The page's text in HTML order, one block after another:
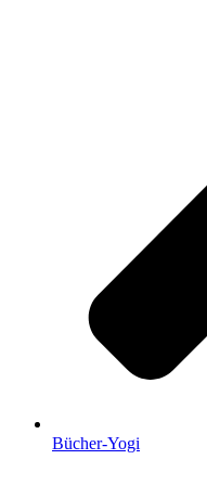
Bücher-Yogi